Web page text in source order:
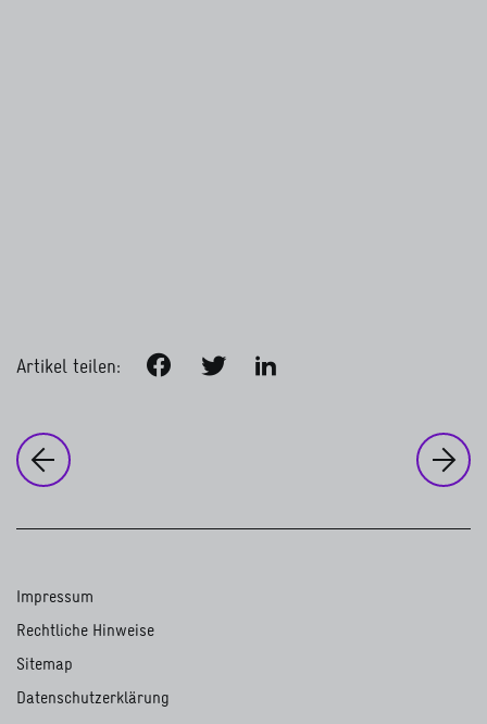
Artikel teilen: FacebookTwitter LinkedIn
Impressum
Rechtliche Hinweise
Sitemap
Datenschutzerklärung